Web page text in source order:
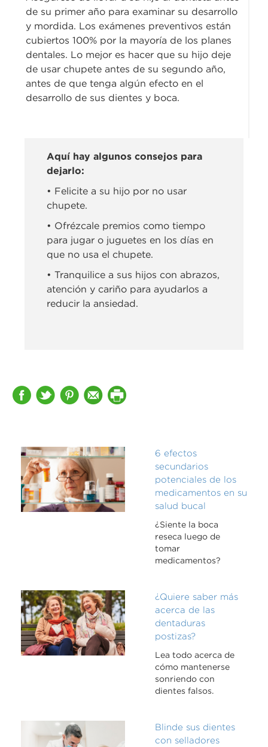
de su primer año para examinar su desarrollo
y mordida. Los exámenes preventivos están
cubiertos 100% por la mayoría de los planes
dentales. Lo mejor es hacer que su hijo deje
de usar chupete antes de su segundo año,
antes de que tenga algún efecto en el
desarrollo de sus dientes y boca.
Aquí hay algunos consejos para
dejarlo:
• Felicite a su hijo por no usar
chupete.
• Ofrézcale premios como tiempo
para jugar o juguetes en los días en
que no usa el chupete.
• Tranquilice a sus hijos con abrazos,
atención y cariño para ayudarlos a
reducir la ansiedad.
6 efectos
secundarios
potenciales de los
medicamentos en su
salud bucal
¿Siente la boca
reseca luego de
tomar
medicamentos?
¿Quiere saber más
acerca de las
dentaduras
postizas?
Lea todo acerca de
cómo mantenerse
sonriendo con
dientes falsos.
Blinde sus dientes
con selladores